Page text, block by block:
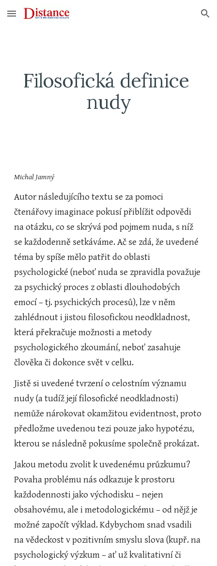
Skip to main content Skip to navigation
Filosofická definice
nudy
Michal Jamný
Autor následujícího textu se za pomoci
čtenářovy imaginace pokusí přiblížit odpovědi
na otázku, co se skrývá pod pojmem nuda, s níž
se každodenně setkáváme. Ač se zdá, že uvedené
téma by spíše mělo patřit do oblasti
psychologické (neboť nuda se zpravidla považuje
za psychický proces z oblasti dlouhodobých
emocí – tj. psychických procesů), lze v něm
zahlédnout i jistou filosofickou neodkladnost,
která překračuje možnosti a metody
psychologického zkoumání, neboť zasahuje
člověka či dokonce svět v celku.
Jistě si uvedené tvrzení o celostním významu
nudy (a tudíž její filosofické neodkladnosti)
nemůže nárokovat okamžitou evidentnost, proto
předložme uvedenou tezi pouze jako hypotézu,
kterou se následně pokusíme společně prokázat.
Jakou metodu zvolit k uvedenému průzkumu?
Povaha problému nás odkazuje k prostoru
každodennosti jako východisku – nejen
obsahovému, ale i metodologickému – od nějž je
možné započít výklad. Kdybychom snad vsadili
na vědeckost v pozitivním smyslu slova (kupř. na
psychologický výzkum – ať už kvalitativní či